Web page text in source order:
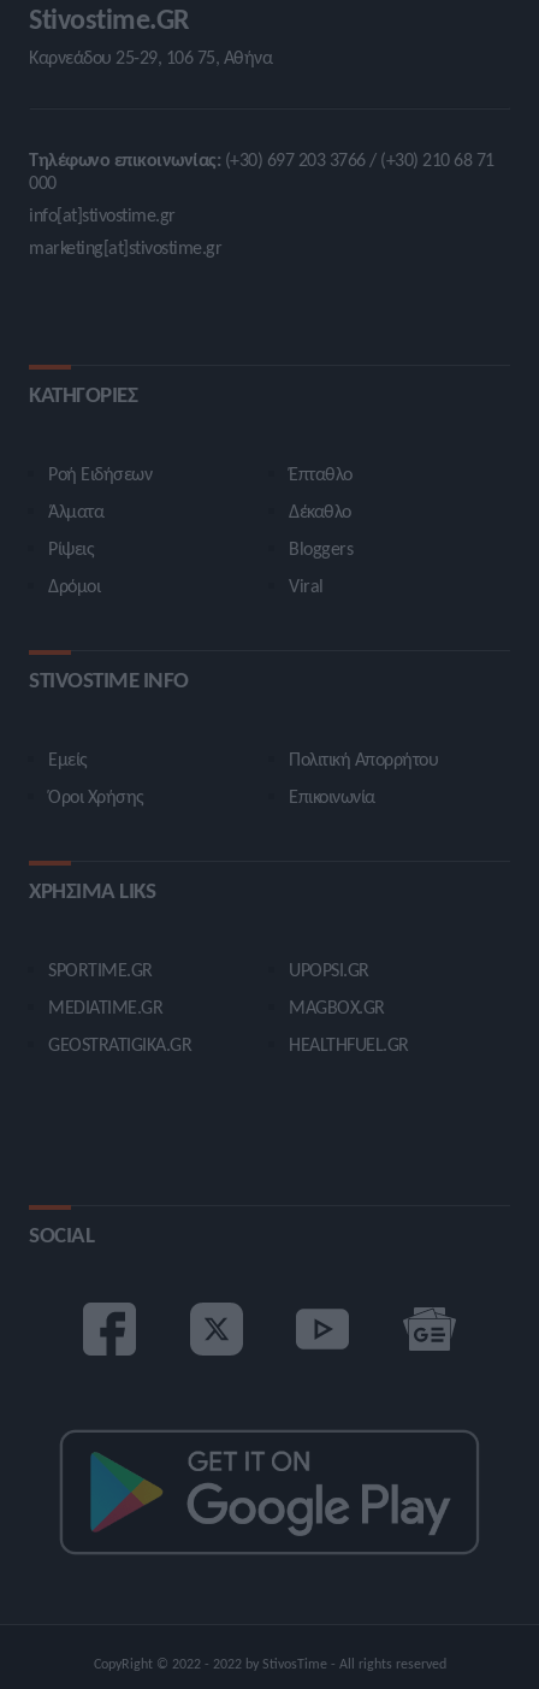
Stivostime.GR
Καρνεάδου 25-29, 106 75, Αθήνα
Τηλέφωνο επικοινωνίας: (+30) 697 203 3766 / (+30) 210 68 71
000
info[at]stivostime.gr
marketing[at]stivostime.gr
ΚΑΤΗΓΟΡΙΕΣ
Ροή Ειδήσεων
Άλματα
Ρίψεις
Δρόμοι
Έπταθλο
Δέκαθλο
Bloggers
Viral
STIVOSTIME INFO
Εμείς
Όροι Χρήσης
Πολιτική Απορρήτου
Επικοινωνία
ΧΡΗΣΙΜΑ LIKS
SPORTIME.GR
MEDIATIME.GR
GEOSTRATIGIKA.GR
UPOPSI.GR
MAGBOX.GR
HEALTHFUEL.GR
SOCIAL
CopyRight © 2022 - 2022 by StivosTime - All rights reserved